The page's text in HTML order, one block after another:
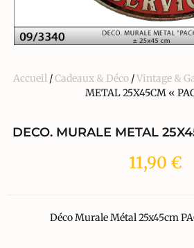
Accueil/Cadeaux & Déco/Vintage &
METAL 25X45CM «
DECO. MURALE METAL
11,90 €
Déco Murale Métal 25x45cm